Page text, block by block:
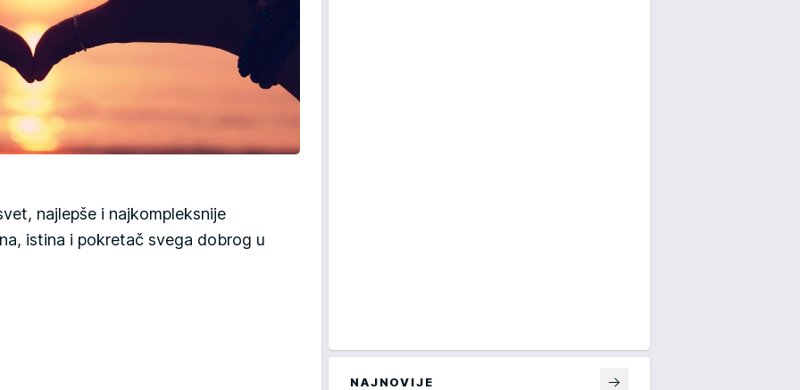
najlepše i najkompleksnije
istina i pokretač svega dobrog u
NAJNOVIJE